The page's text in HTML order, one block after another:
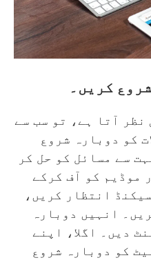
کریں۔
آتا ہے، تو سب سے
کو دوبارہ شروع
سے مسائل کو حل کر
موڈیم کو آف کرکے
شروع کریں۔ تقریباً 30 سیکنڈ انتظار کریں،
انہیں دوبارہ
دیں۔ اگلا، اپنے
کو دوبارہ شروع